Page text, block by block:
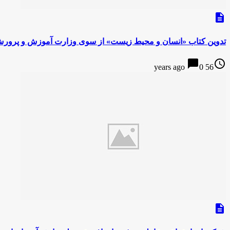
description
تدوین کتاب «انسان و محیط زیست» از سوی وزارت آموزش و
access_time
56 years ago
chat_bubble0
description